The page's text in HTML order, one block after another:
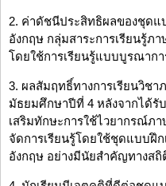
2. ค่าดัชนีประสิทธิผลของชุดแ
อังกฤษ กลุ่มสาระการเรียนรู้ภ
โดยใช้การเรียนรู้แบบบูรณากา
3. ผลสัมฤทธิ์ทางการเรียนวิช
มัธยมศึกษาปีที่ 4 หลังจากได้รั
เสริมทักษะการใช้ไวยากรณ์ภ
จัดการเรียนรู้โดยใช้ชุดแบบฝึ
อังกฤษ อย่างมีนัยสำคัญทางสถิ